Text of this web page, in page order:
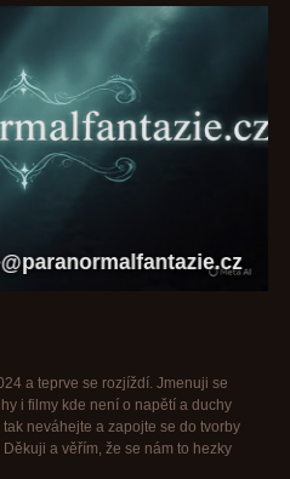
a teprve se rozjíždí. Jmenuji se
i filmy kde není o napětí a duchy
neváhejte a zapojte se do tvorby
a věřím, že se nám to hezky